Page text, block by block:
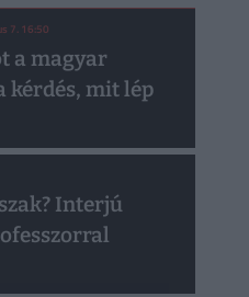
7. 16:50
a magyar
kérdés, mit lép
Interjú